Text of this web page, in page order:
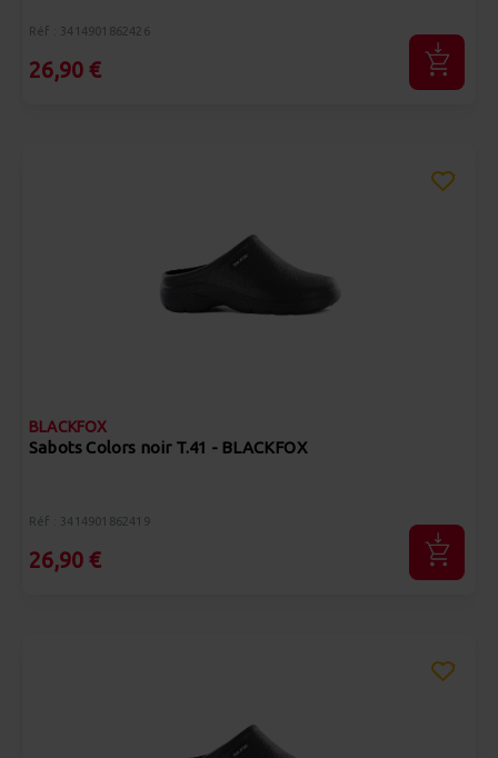
Réf : 3414901862426
26,90 €
BLACKFOX
Sabots Colors noir T.41 - BLACKFOX
Réf : 3414901862419
26,90 €